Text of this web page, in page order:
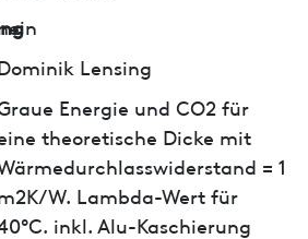
Lensing
Energie und CO2 für
theoretische Dicke mit
= 1
W. Lambda-Wert für
inkl. Alu-Kaschierung